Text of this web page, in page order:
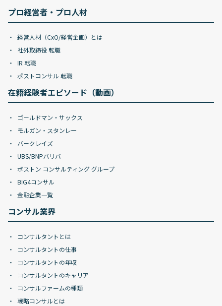
プロ経営者・プロ人材
経営人材（CxO/経営企画）とは
社外取締役 転職
IR 転職
ポストコンサル 転職
在籍経験者エピソード（動画）
ゴールドマン・サックス
モルガン・スタンレー
バークレイズ
UBS/BNPパリバ
ボストン コンサルティング グループ
BIG4コンサル
金融企業一覧
コンサル業界
コンサルタントとは
コンサルタントの仕事
コンサルタントの年収
コンサルタントのキャリア
コンサルファームの種類
戦略コンサルとは